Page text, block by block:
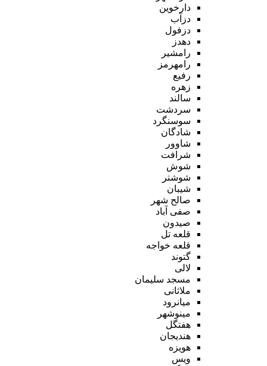
دارخوین
دزآب
دزفول
دهدز
رامشیر
رامهرمز
رفیع
زهره
سالند
سردشت
سوسنگرد
شادگان
شاوور
شرافت
شوش
شوشتر
شیبان
صالح شهر
صفی آباد
صیدون
قلعه تل
قلعه خواجه
گتوند
لالی
مسجد سلیمان
ملاثانی
میانرود
مینوشهر
هفتگل
هندیجان
هویزه
ویس